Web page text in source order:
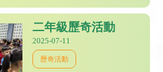
二年級歷奇活動
2025-07-11
歷奇活動